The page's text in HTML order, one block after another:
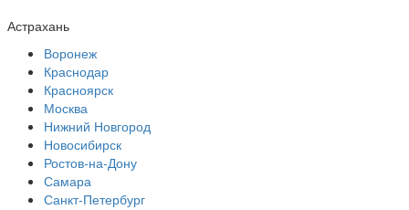
Астрахань
Воронеж
Краснодар
Красноярск
Москва
Нижний Новгород
Новосибирск
Ростов-на-Дону
Самара
Санкт-Петербург